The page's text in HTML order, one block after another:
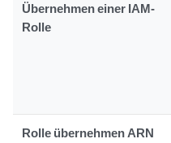
Übernehmen einer IAM-
Rolle
Rolle übernehmen ARN